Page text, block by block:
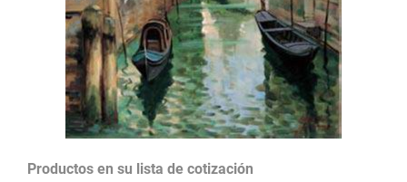
Productos en su lista de cotización